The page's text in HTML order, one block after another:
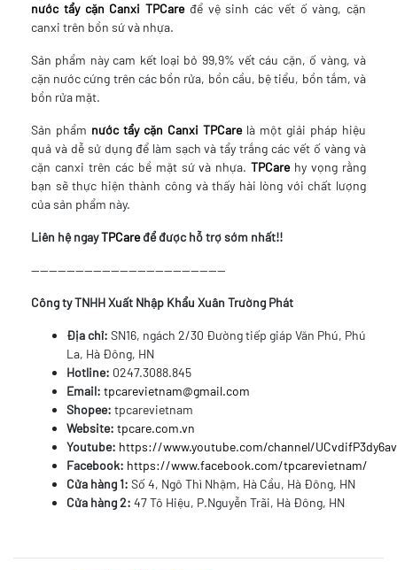
nước tẩy cặn Canxi TPCaređể vệ sinh các vết ố vàng, cặn
canxi trên bồn sứ và nhựa.
Sản phẩm này cam kết loại bỏ 99,9% vết cáu cặn, ố vàng, và
cặn nước cứng trên các bồn rửa, bồn cầu, bệ tiểu, bồn tắm, và
bồn rửa mặt.
Sản phẩm nước tẩy cặn Canxi TPCare là một giải pháp hiệu
quả và dễ sử dụng để làm sạch và tẩy trắng các vết ố vàng và
cặn canxi trên các bề mặt sứ và nhựa.TPCarehy vọng rằng
bạn sẽ thực hiện thành công và thấy hài lòng với chất lượng
của sản phẩm này.
Liên hệ ngayTPCaređể được hỗ trợ sớm nhất!!
--------------------------------------------
Công ty TNHH Xuất Nhập Khẩu Xuân Trường Phát
Địa chỉ: SN16, ngách 2/30 Đường tiếp giáp Văn Phú, Phú
La, Hà Đông, HN
Hotline: 0247.3088.845
Email: tpcarevietnam@gmail.com
Shopee: tpcarevietnam
Website: tpcare.com.vn
Youtube: https://www.youtube.com/channel/
Facebook: https://www.facebook.com/tpcarevietnam/
Cửa hàng 1: Số 4, Ngô Thì Nhậm, Hà Cầu, Hà Đông, HN
Cửa hàng 2: 47 Tô Hiệu, P.Nguyễn Trãi, Hà Đông, HN